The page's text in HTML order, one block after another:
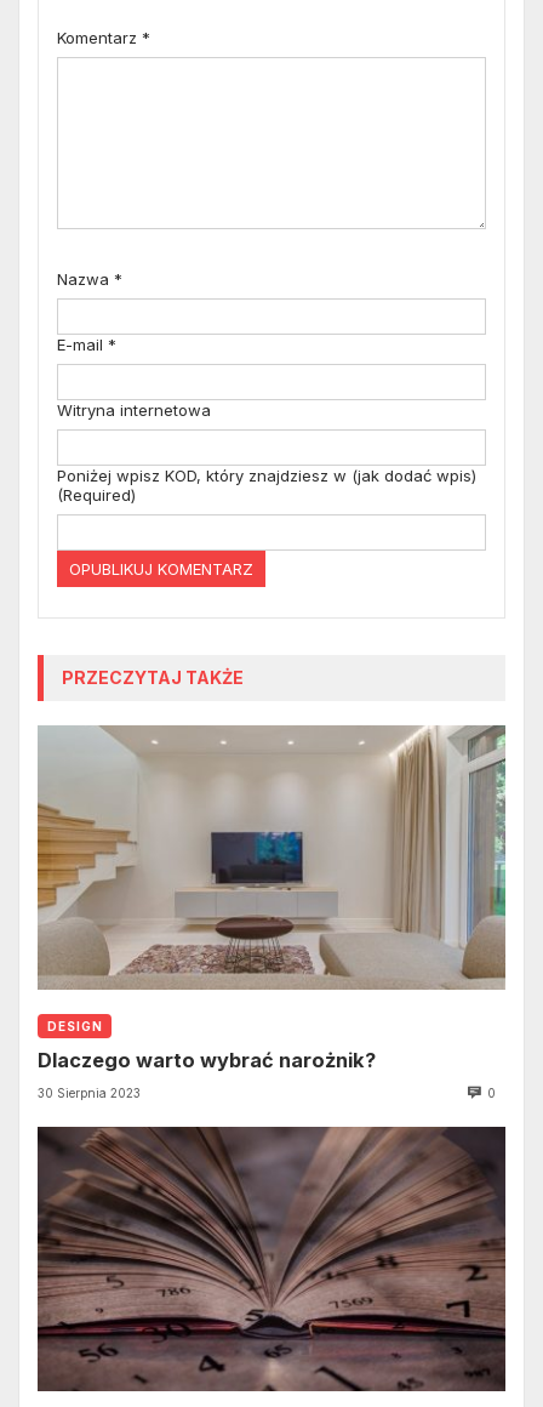
Komentarz *
Nazwa *
E-mail *
Witryna internetowa
Poniżej wpisz KOD, który znajdziesz w (jak dodać wpis)
(Required)
PRZECZYTAJ TAKŻE
DESIGN
Dlaczego warto wybrać narożnik?
30 Sierpnia 2023 0